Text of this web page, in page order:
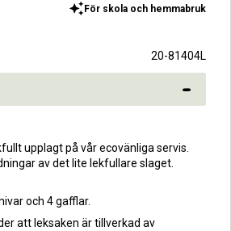
auto_awesomeFör skola och hemmabruk
20-81404L
upplagt på vår ecovänliga servis.
av det lite lekfullare slaget.
och 4 gafflar.
att leksaken är tillverkad av